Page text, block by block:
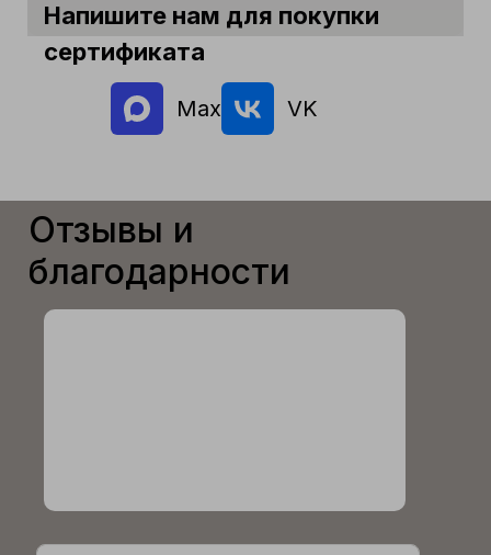
Напишите нам для покупки
сертификата
Max VK
Отзывы и
благодарности